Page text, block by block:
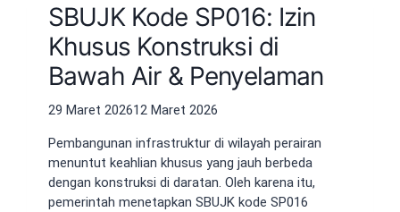
SBUJK Kode SP016: Izin
Khusus Konstruksi di
Bawah Air & Penyelaman
29 Maret 202612 Maret 2026
Pembangunan infrastruktur di wilayah perairan
menuntut keahlian khusus yang jauh berbeda
dengan konstruksi di daratan. Oleh karena itu,
pemerintah menetapkan SBUJK kode SP016